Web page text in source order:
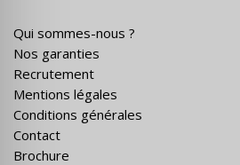
Qui sommes-nous ?
Nos garanties
Recrutement
Mentions légales
Conditions générales
Contact
Brochure